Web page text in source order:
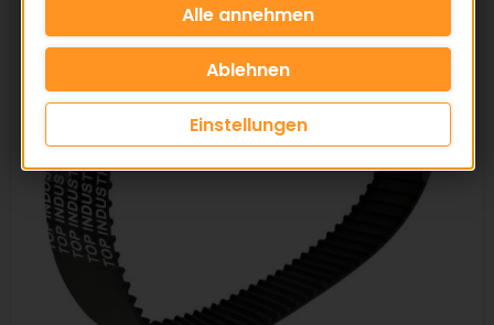
Einstellungen